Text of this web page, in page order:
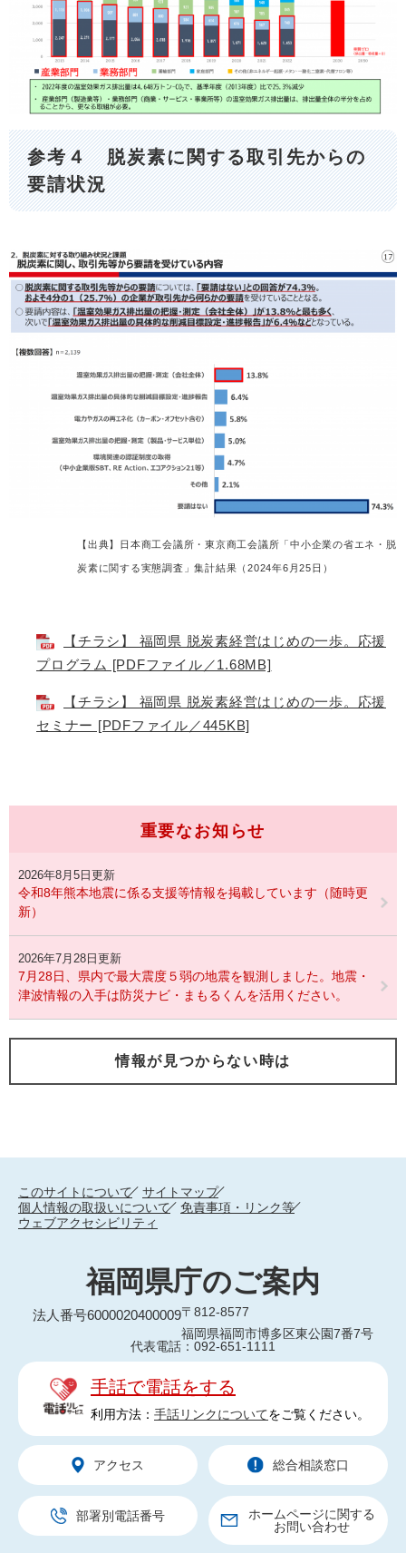
参考４ 脱炭素に関する取引先からの
要請状況
【出典】日本商工会議所・東京商工会議所「中小企業の省エネ・脱
炭素に関する実態調査」集計結果（2024年6月25日）
【チラシ】 福岡県 脱炭素経営はじめの一歩。応援
プログラム [PDFファイル／1.68MB]
【チラシ】 福岡県 脱炭素経営はじめの一歩。応援
セミナー [PDFファイル／445KB]
重要なお知らせ
2026年8月5日更新
令和8年熊本地震に係る支援等情報を掲載しています（随時更
新）
2026年7月28日更新
7月28日、県内で最大震度５弱の地震を観測しました。地震・
津波情報の入手は防災ナビ・まもるくんを活用ください。
情報が見つからない時は
このサイトについて
サイトマップ
個人情報の取扱いについて
免責事項・リンク等
ウェブアクセシビリティ
福岡県庁のご案内
法人番号6000020400009〒812-8577
福岡県福岡市博多区東公園7番7号
代表電話：092-651-1111
手話で電話をする
利用方法： 手話リンクについてをご覧ください。
アクセス 総合相談窓口
部署別電話番号
ホームページに関する
お問い合わせ